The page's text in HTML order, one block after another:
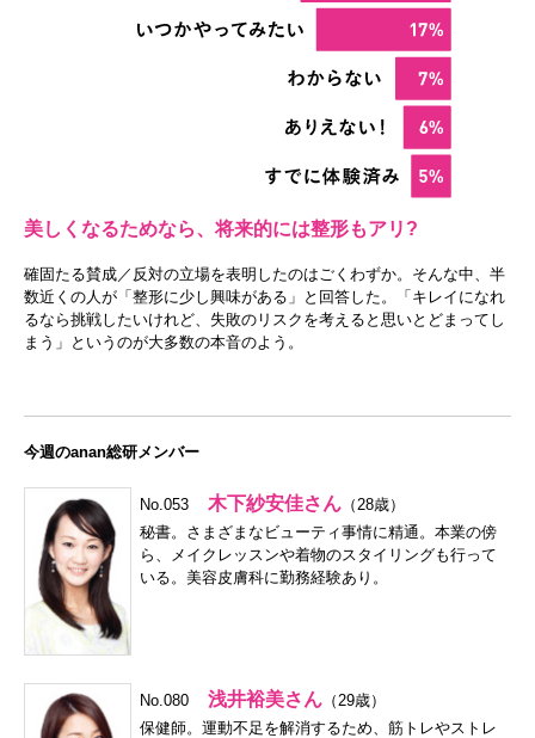
美しくなるためなら、将来的には整形もアリ?
確固たる賛成／反対の立場を表明したのはごくわずか。そんな中、半
数近くの人が「整形に少し興味がある」と回答した。「キレイになれ
るなら挑戦したいけれど、失敗のリスクを考えると思いとどまってし
まう」というのが大多数の本音のよう。
今週のanan総研メンバー
No.053 木下紗安佳さん （28歳）
秘書。さまざまなビューティ事情に精通。本業の傍
ら、メイクレッスンや着物のスタイリングも行って
いる。美容皮膚科に勤務経験あり。
No.080 浅井裕美さん （29歳）
保健師。運動不足を解消するため、筋トレやストレ